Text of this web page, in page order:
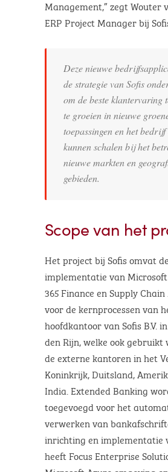
Management,” zegt Wouter
ERP Project Manager bij
Deze nieuwe
de strategie van Sofis
om de beste klantervaring
te groeien in nieuwe
toepassingen en het bedrijf
kunnen schalen bij het
nieuwe markten en
gebieden.
Scope van het
Het project bij Sofis omvat de
implementatie van
365 Finance en Supply
voor de kernprocessen van
hoofdkantoor van Sofis B.V.
den Rijn, welke ook gebruikt
de externe kantoren in het
Koninkrijk, Duitsland,
India. Extended Banking
toegevoegd voor het
verwerken van
inrichting en implementatie
heeft Focus Enterprise